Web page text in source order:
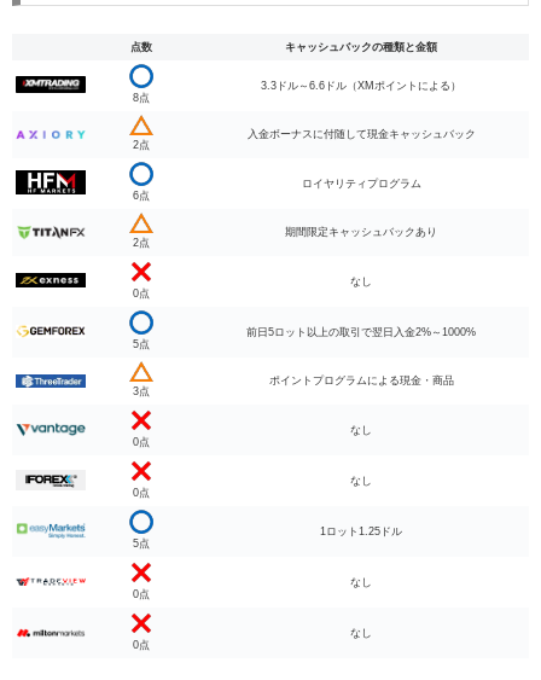
点数 キャッシュバックの種類と金額
8点
3.3ドル～6.6ドル（XMポイントによる）
2点
入金ボーナスに付随して現金キャッシュバック
6点
ロイヤリティプログラム
2点
期間限定キャッシュバックあり
0点
なし
5点
前日5ロット以上の取引で翌日入金2%～1000%
3点
ポイントプログラムによる現金・商品
0点
なし
0点
なし
5点
1ロット1.25ドル
0点
なし
0点
なし